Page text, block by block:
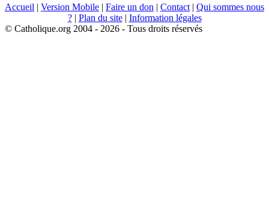
Accueil | Version Mobile | Faire un don | Contact | Qui sommes nous
?| Plan du site| Information légales
© Catholique.org 2004 - 2026 - Tous droits réservés